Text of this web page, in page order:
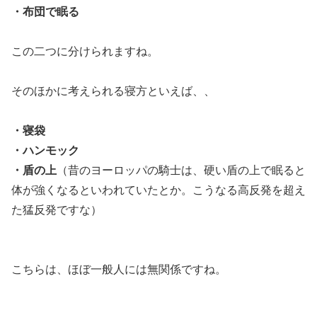
・布団で眠る
この二つに分けられますね。
そのほかに考えられる寝方といえば、、
・寝袋
・ハンモック
・盾の上 （昔のヨーロッパの騎士は、硬い盾の上で眠ると
体が強くなるといわれていたとか。こうなる高反発を超え
た猛反発ですな）
こちらは、ほぼ一般人には無関係ですね。